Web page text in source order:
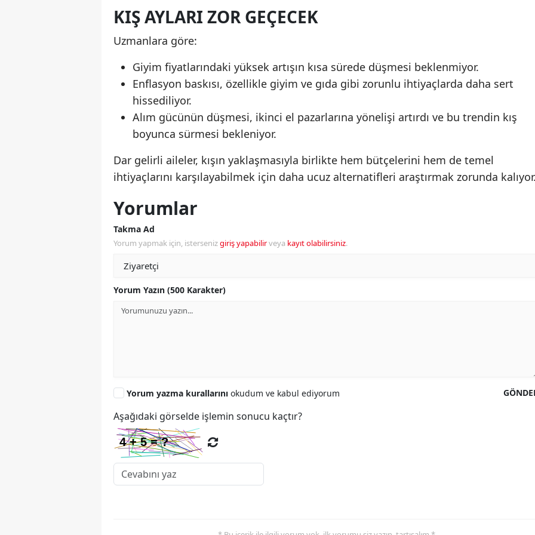
KIŞ AYLARI ZOR GEÇECEK
Uzmanlara göre:
Giyim fiyatlarındaki yüksek artışın kısa sürede düşmesi beklenmiyor.
Enflasyon baskısı, özellikle giyim ve gıda gibi zorunlu ihtiyaçlarda daha sert
hissediliyor.
Alım gücünün düşmesi, ikinci el pazarlarına yönelişi artırdı ve bu trendin kış
boyunca sürmesi bekleniyor.
Dar gelirli aileler, kışın yaklaşmasıyla birlikte hem bütçelerini hem de temel
ihtiyaçlarını karşılayabilmek için daha ucuz alternatifleri araştırmak zorunda
Yorumlar
Takma Ad
Yorum yapmak için, istersenizgiriş yapabilirveya kayıt olabilirsiniz.
Yorum Yazın (500 Karakter)
Yorum yazma kurallarını okudum ve kabul ediyorum
Aşağıdaki görselde işlemin sonucu kaçtır?